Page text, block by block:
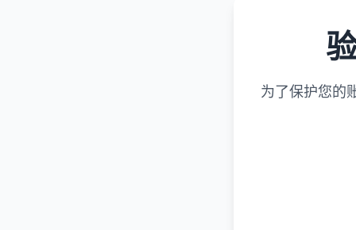
为了保护您的